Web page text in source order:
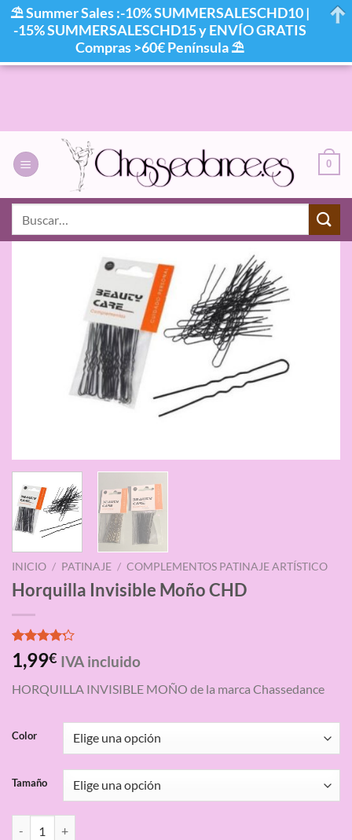
0
INICIO / PATINAJE / COMPLEMENTOS PATINAJE ARTÍSTICO
Horquilla Invisible Moño CHD
Valorado
con 4.20
base a
5
clientes
1,99€ IVA incluido
HORQUILLA INVISIBLE MOÑO de la marca Chassedance
Color
Tamaño
⛱ Summer Sales :-10% SUMMERSALESCHD10 |
-15% SUMMERSALESCHD15 y ENVÍO GRATIS
Compras >60€ Península ⛱